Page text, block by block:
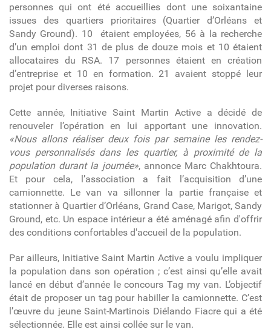
personnes qui ont été accueillies dont une soixantaine
issues des quartiers prioritaires (Quartier d’Orléans et
Sandy Ground). 10 étaient employées, 56 à la recherche
d’un emploi dont 31 de plus de douze mois et 10 étaient
allocataires du RSA. 17 personnes étaient en création
d’entreprise et 10 en formation. 21 avaient stoppé leur
projet pour diverses raisons.
Cette année, Initiative Saint Martin Active a décidé de
renouveler l’opération en lui apportant une innovation.
«Nous allons réaliser deux fois par semaine les rendez-
vous personnalisés dans les quartier, à proximité de la
population durant la journée», annonce Marc Chakhtoura.
Et pour cela, l’association a fait l’acquisition d’une
camionnette. Le van va sillonner la partie française et
stationner à Quartier d’Orléans, Grand Case, Marigot, Sandy
Ground, etc. Un espace intérieur a été aménagé afin d'offrir
des conditions confortables d'accueil de la population.
Par ailleurs, Initiative Saint Martin Active a voulu impliquer
la population dans son opération ; c’est ainsi qu’elle avait
lancé en début d’année le concours Tag my van. L’objectif
était de proposer un tag pour habiller la camionnette. C’est
l’œuvre du jeune Saint-Martinois Diélando Fiacre qui a été
sélectionnée. Elle est ainsi collée sur le van.